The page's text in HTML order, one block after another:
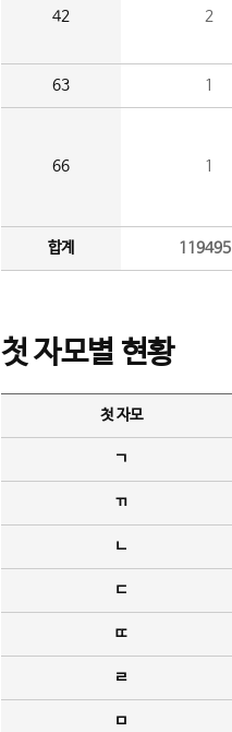
42 2
63 1
66 1
합계
첫 자모별 현황
첫 자모
ㄱ
ㄲ
ㄴ
ㄷ
ㄸ
ㄹ
ㅁ